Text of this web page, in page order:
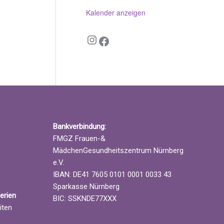
Kalender anzeigen
InstagramFacebook
Bankverbindung:
FMGZ Frauen-&
MädchenGesundheitszentrum Nürnberg
e.V.
IBAN: DE41 7605 0101 0001 0033 43
Sparkasse Nürnberg
BIC: SSKNDE77XXX